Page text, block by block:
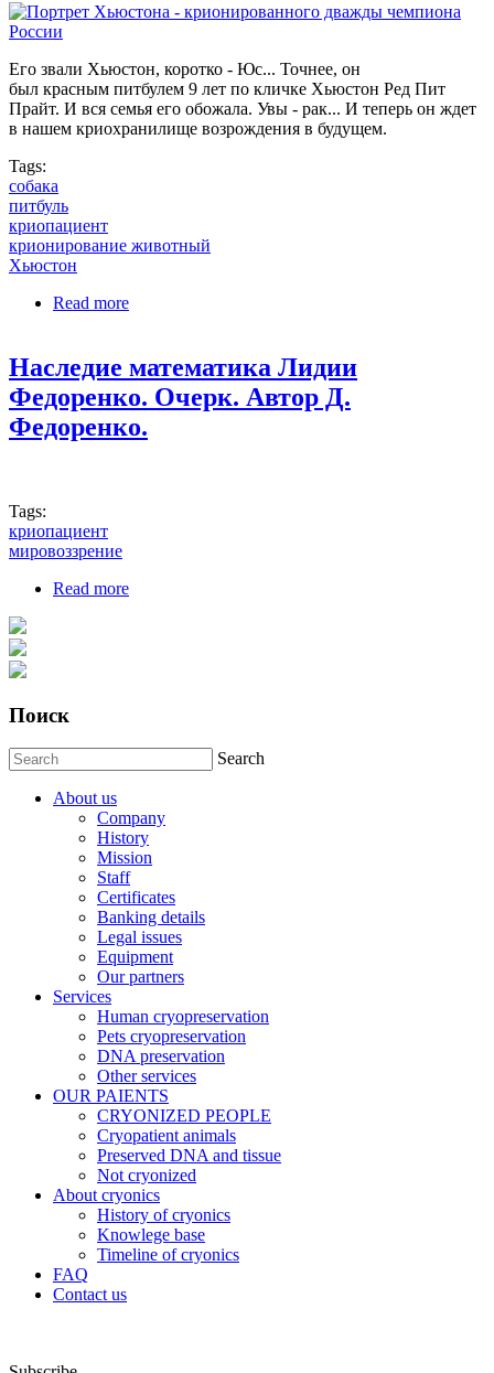
Его звали Хьюстон, коротко - Юс... Точнее, он
был красным питбулем 9 лет по кличке Хьюстон Ред Пит
Прайт. И вся семья его обожала. Увы - рак... И теперь он ждет
в нашем криохранилище возрождения в будущем.
Tags:
собака
питбуль
криопациент
крионирование животный
Хьюстон
Read more
Наследие математика Лидии
Федоренко. Очерк. Автор Д.
Федоренко.
Tags:
криопациент
мировоззрение
Read more
Поиск
Search
About us
Company
History
Mission
Staff
Certificates
Banking details
Legal issues
Equipment
Our partners
Services
Human cryopreservation
Pets cryopreservation
DNA preservation
Other services
OUR PAIENTS
CRYONIZED PEOPLE
Cryopatient animals
Preserved DNA and tissue
Not cryonized
About cryonics
History of cryonics
Knowlege base
Timeline of cryonics
FAQ
Contact us